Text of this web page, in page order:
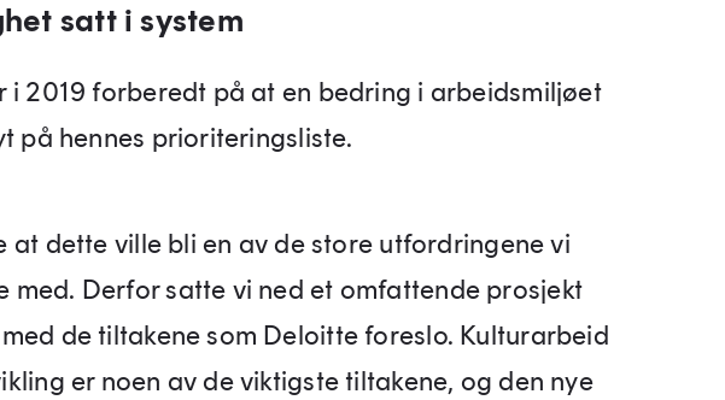
satt i system
i 2019 forberedt på at en bedring i arbeidsmiljøet
på hennes prioriteringsliste.
at dette ville bli en av de store utfordringene vi
med. Derfor satte vi ned et omfattende prosjekt
de tiltakene som Deloitte foreslo. Kulturarbeid
er noen av de viktigste tiltakene, og den nye